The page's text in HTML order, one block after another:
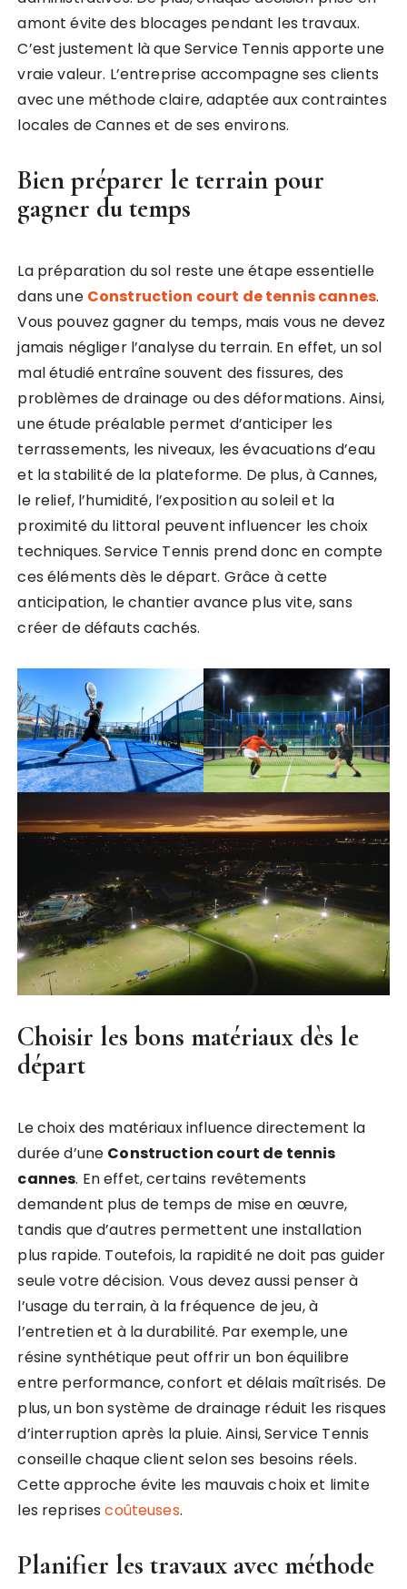
amont évite des blocages pendant les travaux.
C’est justement là que Service Tennis apporte une
vraie valeur. L’entreprise accompagne ses clients
avec une méthode claire, adaptée aux contraintes
locales de Cannes et de ses environs.
Bien préparer le terrain pour
gagner du temps
La préparation du sol reste une étape essentielle
dans une Construction court de tennis cannes.
Vous pouvez gagner du temps, mais vous ne devez
jamais négliger l’analyse du terrain. En effet, un sol
mal étudié entraîne souvent des fissures, des
problèmes de drainage ou des déformations. Ainsi,
une étude préalable permet d’anticiper les
terrassements, les niveaux, les évacuations d’eau
et la stabilité de la plateforme. De plus, à Cannes,
le relief, l’humidité, l’exposition au soleil et la
proximité du littoral peuvent influencer les choix
techniques. Service Tennis prend donc en compte
ces éléments dès le départ. Grâce à cette
anticipation, le chantier avance plus vite, sans
créer de défauts cachés.
Choisir les bons matériaux dès le
départ
Le choix des matériaux influence directement la
durée d’une Construction court de tennis
cannes. En effet, certains revêtements
demandent plus de temps de mise en œuvre,
tandis que d’autres permettent une installation
plus rapide. Toutefois, la rapidité ne doit pas guider
seule votre décision. Vous devez aussi penser à
l’usage du terrain, à la fréquence de jeu, à
l’entretien et à la durabilité. Par exemple, une
résine synthétique peut offrir un bon équilibre
entre performance, confort et délais maîtrisés. De
plus, un bon système de drainage réduit les risques
d’interruption après la pluie. Ainsi, Service Tennis
conseille chaque client selon ses besoins réels.
Cette approche évite les mauvais choix et limite
les reprisescoûteuses.
Planifier les travaux avec méthode